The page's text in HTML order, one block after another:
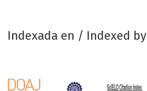
Indexada en / Indexed by